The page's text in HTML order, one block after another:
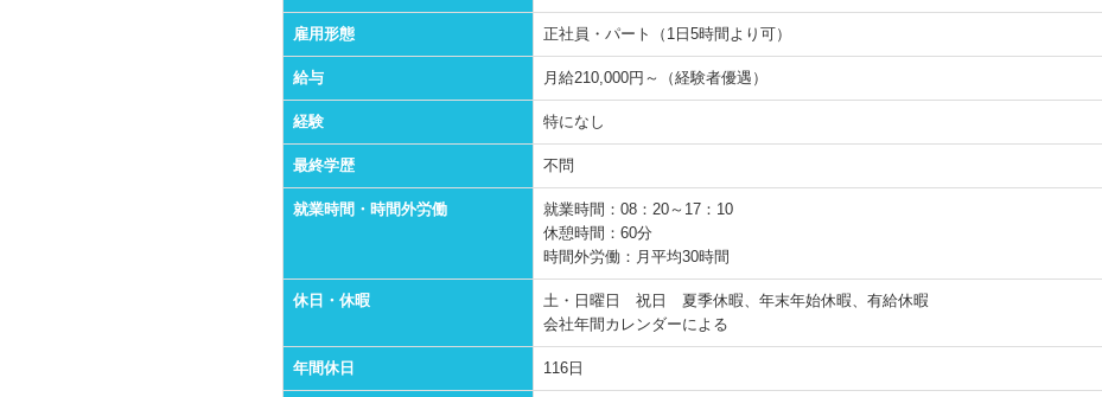
雇用形態 正社員・パート（1日5時間より可）
給与 月給210,000円～（経験者優遇）
経験 特になし
最終学歴 不問
就業時間・時間外労働
就業時間：08：20～17：10
休憩時間：60分
時間外労働：月平均30時間
休日・休暇
土・日曜日 祝日 夏季休暇、年末年始休暇、有給休暇
会社年間カレンダーによる
年間休日 116日